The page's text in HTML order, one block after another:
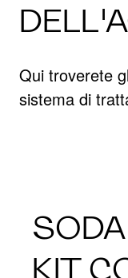
Qui troverete
sistema di
KIT